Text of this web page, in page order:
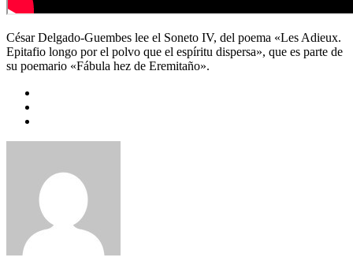
César Delgado-Guembes lee el Soneto IV, del poema «Les Adieux.
Epitafio longo por el polvo que el espíritu dispersa», que es parte de
su poemario «Fábula hez de Eremitaño».